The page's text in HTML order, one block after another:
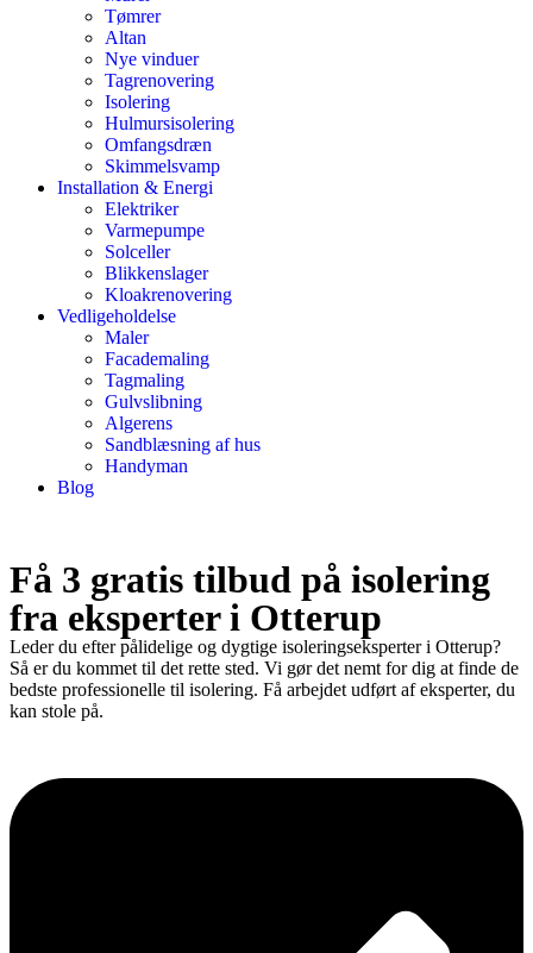
Tømrer
Altan
Nye vinduer
Tagrenovering
Isolering
Hulmursisolering
Omfangsdræn
Skimmelsvamp
Installation & Energi
Elektriker
Varmepumpe
Solceller
Blikkenslager
Kloakrenovering
Vedligeholdelse
Maler
Facademaling
Tagmaling
Gulvslibning
Algerens
Sandblæsning af hus
Handyman
Blog
Få 3 gratis tilbud på isolering
fra eksperter i Otterup
Leder du efter pålidelige og dygtige isoleringseksperter i Otterup?
Så er du kommet til det rette sted. Vi gør det nemt for dig at finde de
bedste professionelle til isolering. Få arbejdet udført af eksperter, du
kan stole på.